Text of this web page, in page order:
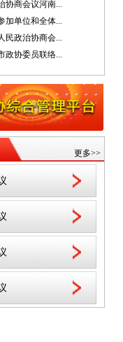
协商会议河南...
加单位和全体...
民政治协商会...
政协委员联络...
更多>>